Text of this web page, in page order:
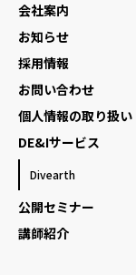
会社案内
お知らせ
採用情報
お問い合わせ
個人情報の取り扱い
DE&Iサービス
Divearth
公開セミナー
講師紹介